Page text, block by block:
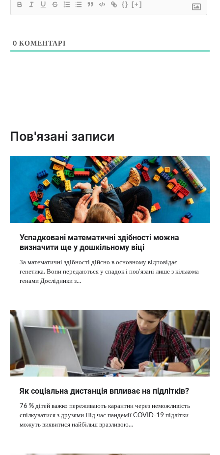
{} [+]
0 КОМЕНТАРІ
Пов'язані записи
Успадковані математичні здібності можна
визначити ще у дошкільному віці
За математичні здібності дійсно в основному відповідає
генетика. Вони передаються у спадок і пов’язані лише з кількома
генами Дослідники з…
Як соціальна дистанція впливає на підлітків?
76 % дітей важко переживають карантин через неможливість
спілкуватися з друзями Під час пандемії COVID-19 підлітки
можуть виявитися найбільш вразливою…